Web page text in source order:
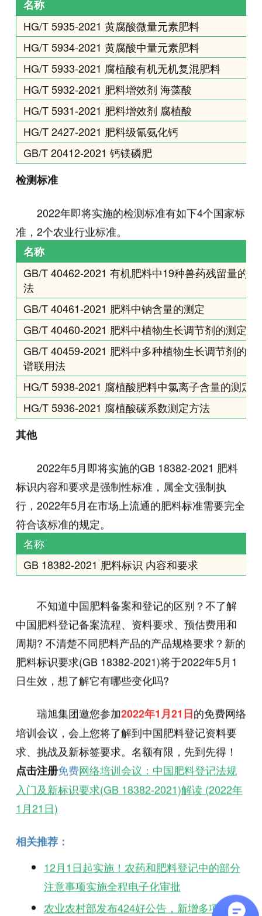
名称
HG/T 5935-2021 黄腐酸微量元素肥料
HG/T 5934-2021 黄腐酸中量元素肥料
HG/T 5933-2021 腐植酸有机无机复混肥料
HG/T 5932-2021 肥料增效剂 海藻酸
HG/T 5931-2021 肥料增效剂 腐植酸
HG/T 2427-2021 肥料级氰氨化钙
GB/T 20412-2021 钙镁磷肥
检测标准
2022年即将实施的检测标准有如下4个国家标
准，2个农业行业标准。
名称
GB/T 40462-2021 有机肥料中19种兽药残留量的
法
GB/T 40461-2021 肥料中钠含量的测定
GB/T 40460-2021 肥料中植物生长调节剂的测定
GB/T 40459-2021 肥料中多种植物生长调节剂的定
谱联用法
HG/T 5938-2021 腐植酸肥料中氯离子含量的测定
HG/T 5936-2021 腐植酸碳系数测定方法
其他
2022年5月即将实施的GB 18382-2021 肥料
标识内容和要求是强制性标准，属全文强制执
行，2022年5月在市场上流通的肥料标准需要完全
符合该标准的规定。
名称
GB 18382-2021 肥料标识 内容和要求
不知道中国肥料备案和登记的区别？不了解
中国肥料登记备案流程、资料要求、预估费用和
周期? 不清楚不同肥料产品的产品规格要求？新的
肥料标识要求(GB 18382-2021)将于2022年5月1
日生效，想了解它有哪些变化吗?
瑞旭集团邀您参加2022年1月21日的免费网络
培训会议，会上您将了解到中国肥料登记资料要
求、挑战及新标签要求。名额有限，先到先得！
点击注册免费网络培训会议：中国肥料登记法规
入门及新标识要求(GB 18382-2021)解读 (2022年
1月21日)
相关推荐：
12月1日起实施！农药和肥料登记中的部分
注意事项实施全程电子化审批
农业农村部发布424好公告，新增多项肥料